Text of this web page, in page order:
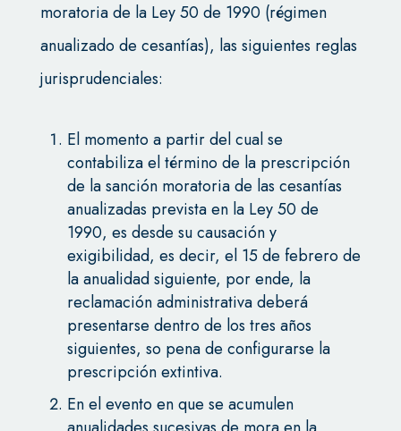
moratoria de la Ley 50 de 1990 (régimen
anualizado de cesantías), las siguientes reglas
jurisprudenciales:
El momento a partir del cual se
contabiliza el término de la prescripción
de la sanción moratoria de las cesantías
anualizadas prevista en la Ley 50 de
1990, es desde su causación y
exigibilidad, es decir, el 15 de febrero de
la anualidad siguiente, por ende, la
reclamación administrativa deberá
presentarse dentro de los tres años
siguientes, so pena de configurarse la
prescripción extintiva.
En el evento en que se acumulen